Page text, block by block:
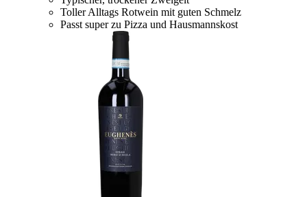
Toller Alltags Rotwein mit guten Schmelz
Passt super zu Pizza und Hausmannskost